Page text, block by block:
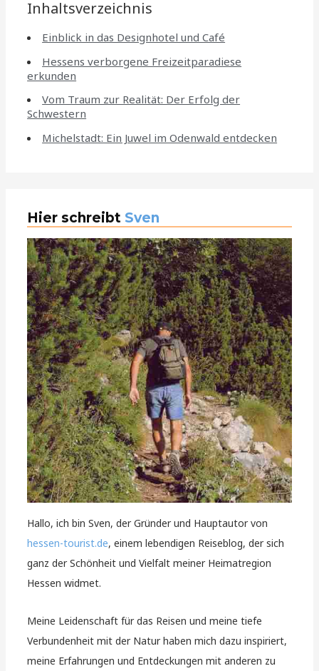
Inhaltsverzeichnis
Einblick in das Designhotel und Café
Hessens verborgene Freizeitparadiese
erkunden
Vom Traum zur Realität: Der Erfolg der
Schwestern
Michelstadt: Ein Juwel im Odenwald entdecken
Hier schreibt Sven
Hallo, ich bin Sven, der Gründer und Hauptautor von
hessen-tourist.de, einem lebendigen Reiseblog, der sich
ganz der Schönheit und Vielfalt meiner Heimatregion
Hessen widmet.
Meine Leidenschaft für das Reisen und meine tiefe
Verbundenheit mit der Natur haben mich dazu inspiriert,
meine Erfahrungen und Entdeckungen mit anderen zu